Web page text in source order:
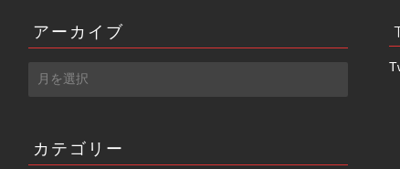
アーカイブ
ア
ー
ブ
カテゴリー